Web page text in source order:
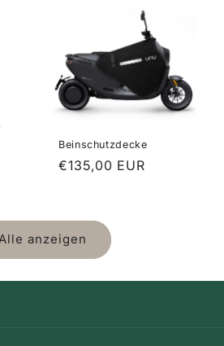
Beinschutzdecke
Normaler
€135,00 EUR
anzeigen